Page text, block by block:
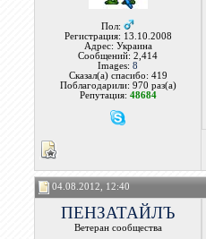
Пол:
Регистрация: 13.10.2008
Адрес: Украина
Сообщений: 2,414
Images:8
Сказал(а) спасибо: 419
Поблагодарили: 970 раз(а)
Репутация: 48684
04.08.2012, 12:40
ПЕНЗАТАЙЛЪ
Ветеран сообщества